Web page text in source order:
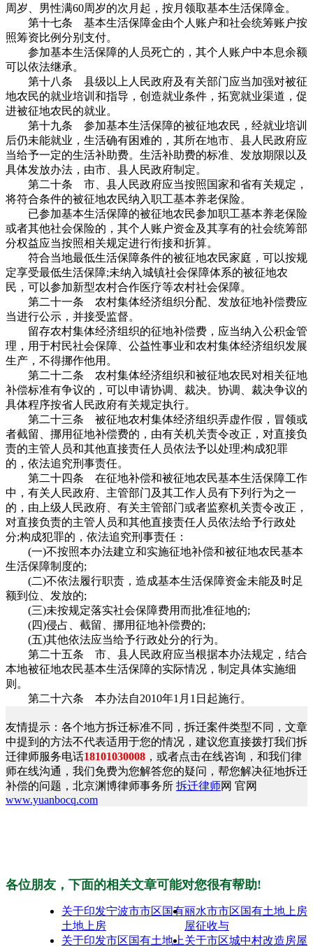
周岁、男性满60周岁的次月起，按月领取基本生活保障金。
第十七条 基本生活保障金由个人账户和社会统筹账户按
照筹资比例分别支付。
参加基本生活保障的人员死亡的，其个人账户中本息余额
可以依法继承。
第十八条 县级以上人民政府及有关部门应当加强对被征
地农民的就业培训和指导，创造就业条件，拓宽就业渠道，促
进被征地农民的就业。
第十九条 参加基本生活保障的被征地农民，经就业培训
后仍未能就业，生活确有困难的，其所在地市、县人民政府应
当给予一定的生活补助费。生活补助费的标准、发放期限以及
具体发放办法，由市、县人民政府制定。
第二十条 市、县人民政府应当按照国家和省有关规定，
将符合条件的被征地农民纳入职工基本养老保险。
已参加基本生活保障的被征地农民参加职工基本养老保险
或者其他社会保险的，其个人账户资金及其享有的社会统筹部
分权益应当按照相关规定进行衔接和折算。
符合当地最低生活保障条件的被征地农民家庭，可以按规
定享受最低生活保障;未纳入城镇社会保障体系的被征地农
民，可以参加新型农村合作医疗等农村社会保障。
第二十一条 农村集体经济组织分配、发放征地补偿费应
当进行公示，并接受监督。
留存农村集体经济组织的征地补偿费，应当纳入公积金管
理，用于村民社会保障、公益性事业和农村集体经济组织发展
生产，不得挪作他用。
第二十二条 农村集体经济组织和被征地农民对相关征地
补偿标准有争议的，可以申请协调、裁决。协调、裁决争议的
具体程序按省人民政府有关规定执行。
第二十三条 被征地农村集体经济组织弄虚作假，冒领或
者截留、挪用征地补偿费的，由有关机关责令改正，对直接负
责的主管人员和其他直接责任人员依法予以处理;构成犯罪
的，依法追究刑事责任。
第二十四条 在征地补偿和被征地农民基本生活保障工作
中，有关人民政府、主管部门及其工作人员有下列行为之一
的，由上级人民政府、有关主管部门或者监察机关责令改正，
对直接负责的主管人员和其他直接责任人员依法给予行政处
分;构成犯罪的，依法追究刑事责任：
(一)不按照本办法建立和实施征地补偿和被征地农民基本
生活保障制度的;
(二)不依法履行职责，造成基本生活保障资金未能及时足
额到位、发放的;
(三)未按规定落实社会保障费用而批准征地的;
(四)侵占、截留、挪用征地补偿费的;
(五)其他依法应当给予行政处分的行为。
第二十五条 市、县人民政府应当根据本办法规定，结合
本地被征地农民基本生活保障的实际情况，制定具体实施细
则。
第二十六条 本办法自2010年1月1日起施行。
友情提示：各个地方拆迁标准不同，拆迁案件类型不同，文章
中提到的方法不代表适用于您的情况，建议您直接拨打我们拆
迁律师服务电话18101030008 ，或者点击在线咨询，和我们律
师在线沟通，我们免费为您解答您的疑问，帮您解决征地拆迁
补偿的问题，北京渊博律师事务所 拆迁律师网 官网
www.yuanbocq.com
各位朋友，下面的相关文章可能对您很有帮助!
关于印发宁波市市区国有
土地上房
丽水市市区国有土地上房
屋征收与
关于印发市区国有土地上关于市区城中村改造房屋